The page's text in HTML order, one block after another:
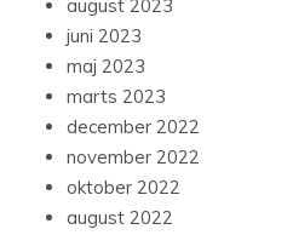
august 2023
juni 2023
maj 2023
marts 2023
december 2022
november 2022
oktober 2022
august 2022